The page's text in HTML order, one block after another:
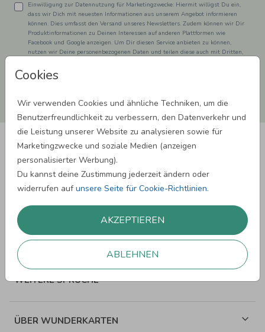
Cookies
Wir verwenden Cookies und ähnliche Techniken, um die
Benutzerfreundlichkeit zu verbessern, den Datenverkehr und
die Leistung unserer Website zu analysieren sowie für
Marketingzwecke und soziale Medien (anzeigen
personalisierter Werbung).
Du kannst deine Zustimmung jederzeit ändern oder
widerrufen aufunsere Seite für Cookie-Richtlinien.
AKZEPTIEREN
ABLEHNEN
Einwilligung zur Datennutzung für Marketingzwecke: Hiermit willigst Du ein,
dass wir Dich mit neuesten Informationen aus unserem Angebot informieren
können. Dies umfasst den Versand unseres Newsletters. Zudem können wir Dir
Produktinformationen zu Deinen Interessen auf anderen Plattformen wie
Facebook und Google anzeigen. Um Dir diesen Service anbieten zu können,
nutzen wir Deine personenbezogenen Daten und teilen diese auch mit Dritten,
Informationen erhätst Du in unserer Datenschutzerklärung.
ANMELDEN
SPRÜCHE ZUR HOCHZEIT
WEITERE SPRÜCHE
ÜBER WUNDERKARTEN